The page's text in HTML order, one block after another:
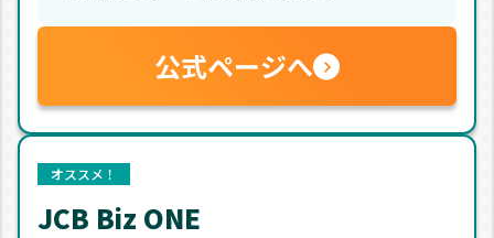
公式ページへ
オススメ！
JCB Biz ONE